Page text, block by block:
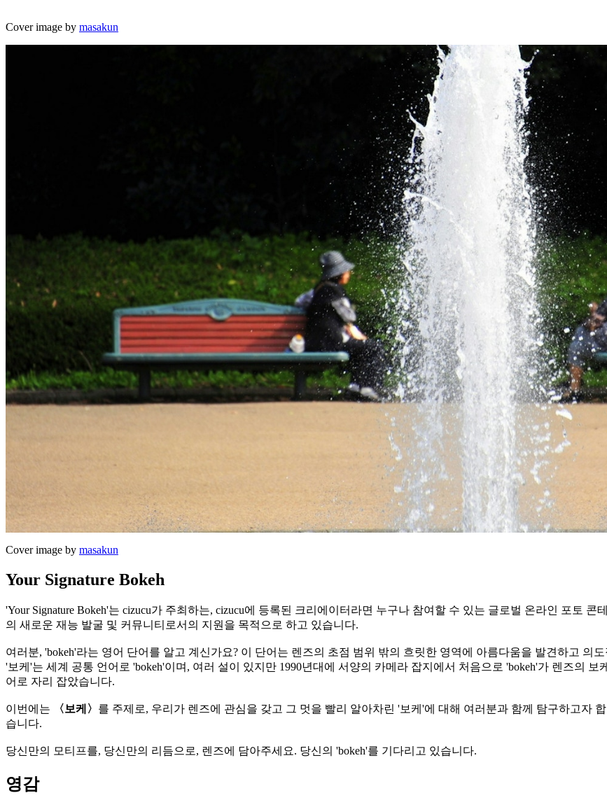
Cover image by masakun
Cover image by masakun
Your Signature Bokeh
'Your Signature Bokeh'는 cizucu가 주최하는, cizucu에 등록된 크리에이터라면 누구나 참여할 수 있는 글로벌 온라인 포토
의 새로운 재능 발굴 및 커뮤니티로서의 지원을 목적으로 하고 있습니다.
여러분, 'bokeh'라는 영어 단어를 알고 계신가요? 이 단어는 렌즈의 초점 범위 밖의 흐릿한 영역에 아름다움을 발견하고 의
'보케'는 세계 공통 언어로 'bokeh'이며, 여러 설이 있지만 1990년대에 서양의 카메라 잡지에서 처음으로 'bokeh'가 렌즈의
어로 자리 잡았습니다.
이번에는 〈보케〉 를 주제로, 우리가 렌즈에 관심을 갖고 그 멋을 빨리 알아차린 '보케'에 대해 여러분과 함께 탐구하고자
습니다.
당신만의 모티프를, 당신만의 리듬으로, 렌즈에 담아주세요. 당신의 'bokeh'를 기다리고 있습니다.
영감